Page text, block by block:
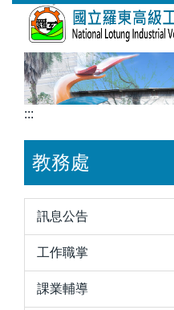
:::
教務處
訊息公告
工作職掌
課業輔導